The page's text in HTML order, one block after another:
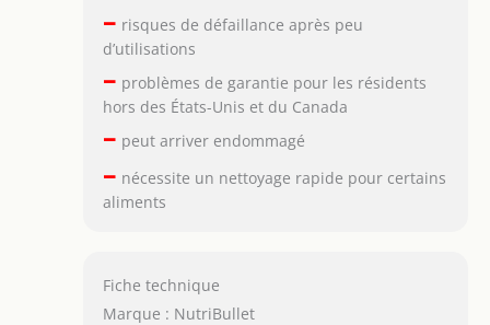
– risques de défaillance après peu
d’utilisations
– problèmes de garantie pour les résidents
hors des États-Unis et du Canada
– peut arriver endommagé
– nécessite un nettoyage rapide pour certains
aliments
Fiche technique
Marque : NutriBullet